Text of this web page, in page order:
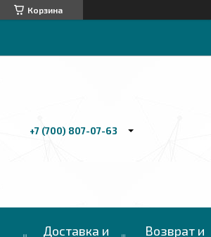
Корзина
+7 (700) 807-07-63
Доставка и
Возврат и